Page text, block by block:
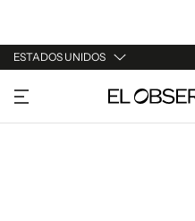
ESTADOS UNIDOS
URUGUAY
ARGENTINA